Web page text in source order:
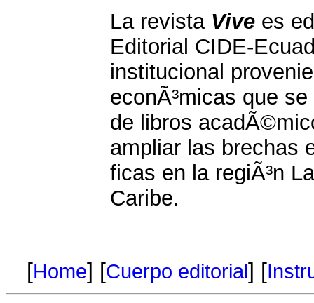
La revista Vive es
Editorial CIDE-
institucional
econÃ³micas que
de libros
ampliar las brechas
ficas en la regiÃ³n
Caribe.
[Home] [Cuerpo editorial] [